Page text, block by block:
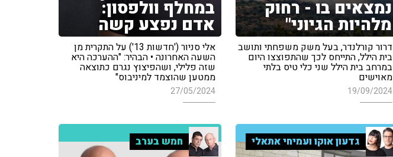
נמצאים בו - רחוק
מלהיות הגיוני"
דרור קורלנדר, בעל משק משפחתי ותושב
בית הילל, התייחס לכך שהתפוצצו היום
במרחב בית הילל שני כלי טיס בלתי
מאוישים
19/09/2024
במחלף וולפסון:
אדם נפצע קשה
אלי סניור ('חדשות 13') על התקרית מן
השעה האחרונה • הבהיר: "ההערכה היא
שזה פלילי, ושהפיצוץ נגרם כתוצאה
ממטען שהוצמד למיניבוס"
27/05/2024
גדעון אוקו ועמיחי אתאלי חמש בערב